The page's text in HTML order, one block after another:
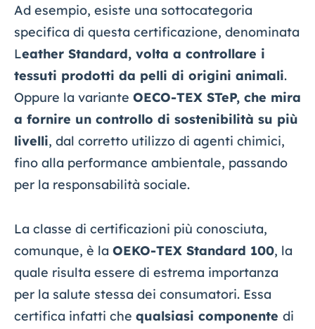
Ad esempio, esiste una sottocategoria
specifica di questa certificazione, denominata
Leather Standard, volta a controllare i
tessuti prodotti da pelli di origini animali.
Oppure la variante OECO-TEX STeP, che mira
a fornire un controllo di sostenibilità su più
livelli, dal corretto utilizzo di agenti chimici,
fino alla performance ambientale, passando
per la responsabilità sociale.
La classe di certificazioni più conosciuta,
comunque, è la OEKO-TEX Standard 100, la
quale risulta essere di estrema importanza
per la salute stessa dei consumatori. Essa
certifica infatti che qualsiasi componente di